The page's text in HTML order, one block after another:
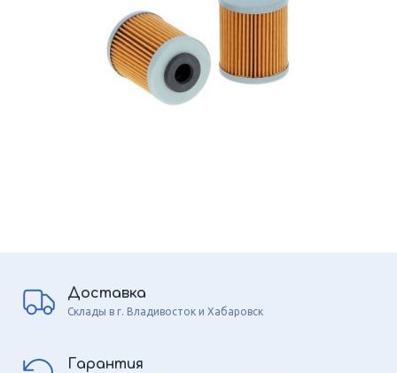
Доставка
Склады в г. Владивосток и Хабаровск
Гарантия